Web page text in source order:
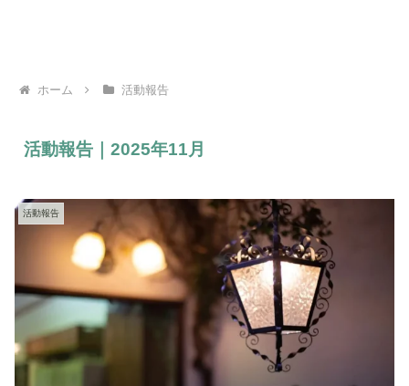
ホーム 活動報告
活動報告｜2025年11月
活動報告